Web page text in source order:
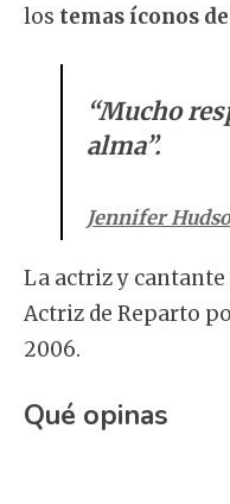
los temas íconos
“Mucho
alma”.
Jennifer
La actriz y
Actriz de Reparto
2006.
Qué opinas